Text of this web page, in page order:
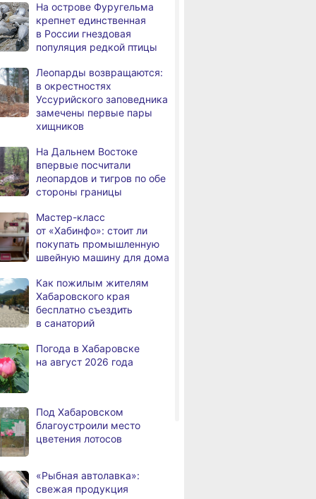
человек
В Хабаровске из горящей
квартиры на Чехова
В трёх районах
Хабаровского края
установился высокий класс
пожарной опасности
В угледобывающем районе
Хабаровского края
модернизировали 4G
Хабаровского края
возрождает
Дальневосточную студию
кинохроники
В команду крупного
издательского дома
требуется специалист
по документообороту
«Раскладушки» и «книжки»
Магнитные бури,
радиационный фон и пробки
в Хабаровске 6 августа
Какой сегодня день:
Всемирный день борьбы
На острове Фуругельма
крепнет единственная
в России гнездовая
популяция редкой птицы
Леопарды возвращаются:
в окрестностях
Уссурийского заповедника
замечены первые пары
хищников
На Дальнем Востоке
впервые посчитали
леопардов и тигров по обе
стороны границы
Мастер-класс
от «Хабинфо»: стоит ли
покупать промышленную
швейную машину для дома
Как пожилым жителям
Хабаровского края
бесплатно съездить
в санаторий
Погода в Хабаровске
на август 2026 года
Под Хабаровском
благоустроили место
цветения лотосов
«Рыбная автолавка»:
свежая продукция